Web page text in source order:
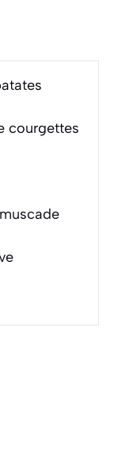
courgettes